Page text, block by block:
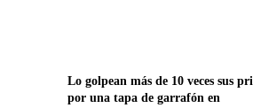
Lo golpean más de 10 veces sus
por una tapa de garrafón en